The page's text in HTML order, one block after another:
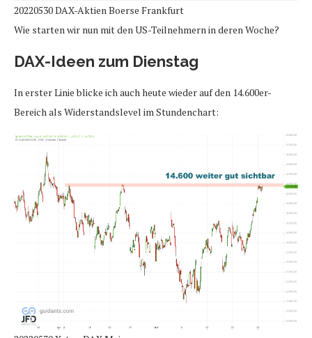
20220530 DAX-Aktien Boerse Frankfurt
Wie starten wir nun mit den US-Teilnehmern in deren Woche?
DAX-Ideen zum Dienstag
In erster Linie blicke ich auch heute wieder auf den 14.600er-
Bereich als Widerstandslevel im Stundenchart: